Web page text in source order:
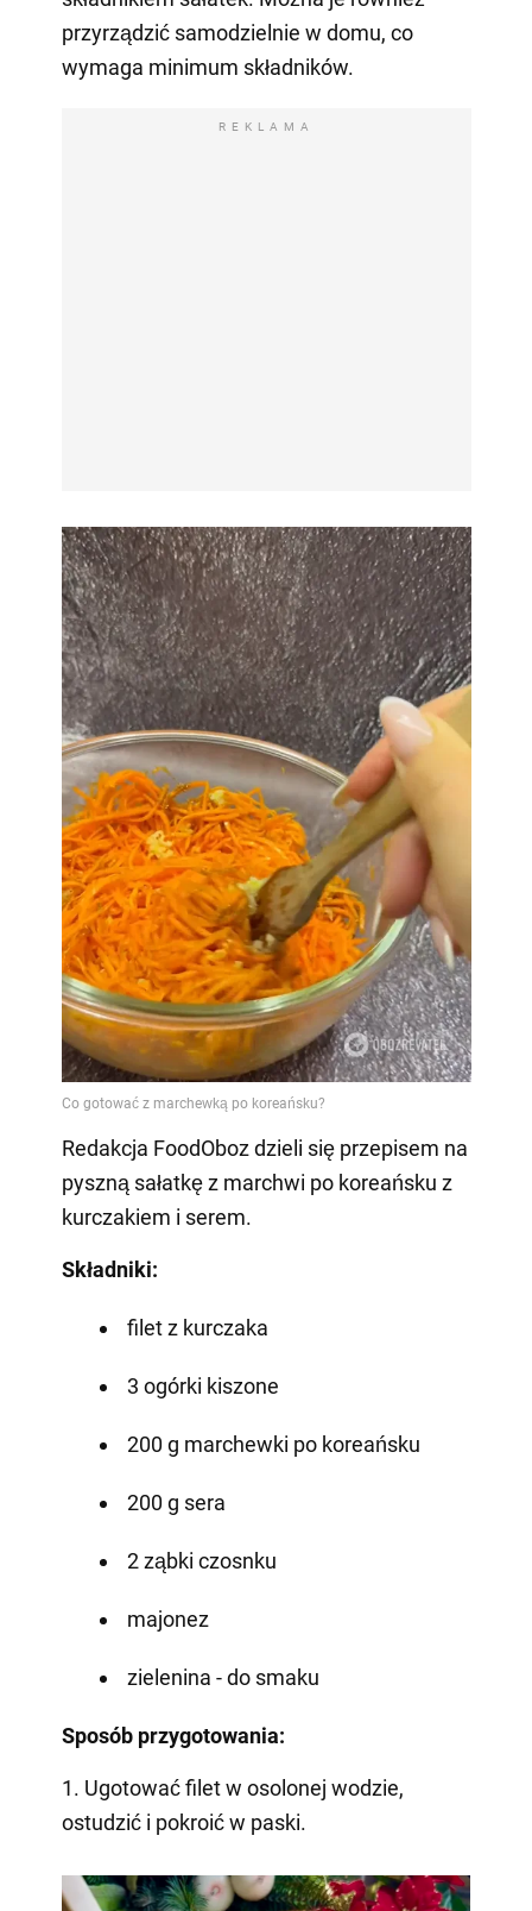
przyrządzić samodzielnie w domu, co
wymaga minimum składników.
REKLAMA
Redakcja FoodOboz dzieli się przepisem na
pyszną sałatkę z marchwi po koreańsku z
kurczakiem i serem.
Składniki:
filet z kurczaka
3 ogórki kiszone
200 g marchewki po koreańsku
200 g sera
2 ząbki czosnku
majonez
zielenina - do smaku
Sposób przygotowania:
1. Ugotować filet w osolonej wodzie,
ostudzić i pokroić w paski.